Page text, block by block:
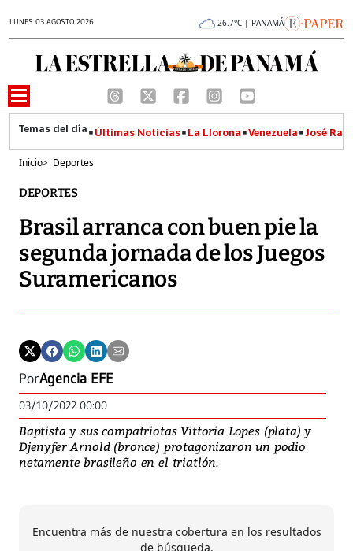
LUNES 03 AGOSTO 2026 26.7°C | PANAMÁ
Últimas Noticias La Llorona Venezuela José
Inicio> Deportes
DEPORTES
Brasil arranca con buen pie la
segunda jornada de los Juegos
Suramericanos
PorAgencia EFE
03/10/2022 00:00
Baptista y sus compatriotas Vittoria Lopes (plata) y
Djenyfer Arnold (bronce) protagonizaron un podio
netamente brasileño en el triatlón.
Encuentra más de nuestra cobertura en los resultados
de búsqueda.